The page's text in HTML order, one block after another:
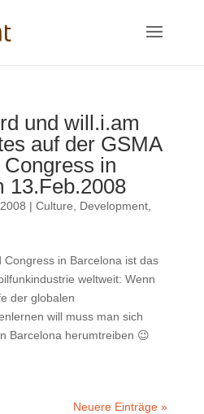
und will.i.am
auf der GSMA
in
13.Feb.2008
| Culture Development,
Congress in Barcelona ist das
weltweit: Wenn
der globalen
will muss man sich
Barcelona herumtreiben 😉
Neuere Einträge »